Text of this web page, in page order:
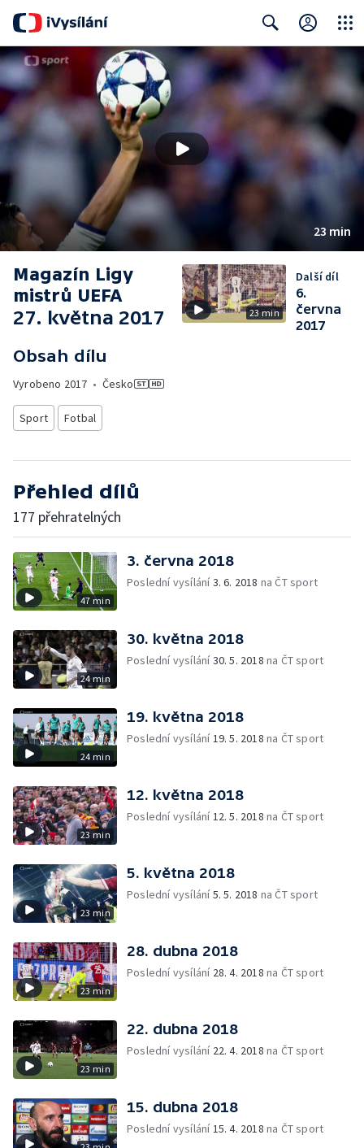
Search Close
23 min
Magazín Ligy
mistrů UEFA
27. května 2017
Obsah dílu
Vyrobeno 2017 • Česko
Sport Fotbal
23 min
Další díl
6.
června
2017
Přehled dílů
177 přehratelných
47 min
3. června 2018
Poslední vysílání3. 6. 2018 na ČT sport
24 min
30. května 2018
Poslední vysílání30. 5. 2018 na ČT sport
24 min
19. května 2018
Poslední vysílání19. 5. 2018 na ČT sport
23 min
12. května 2018
Poslední vysílání12. 5. 2018 na ČT sport
23 min
5. května 2018
Poslední vysílání5. 5. 2018 na ČT sport
23 min
28. dubna 2018
Poslední vysílání 28. 4. 2018 na ČT sport
23 min
22. dubna 2018
Poslední vysílání 22. 4. 2018 na ČT sport
15. dubna 2018
Poslední vysílání15. 4. 2018 na ČT sport